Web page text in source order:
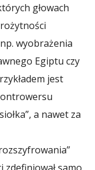
głowach
wyobrażenia
Egiptu czy
jest
a nawet za